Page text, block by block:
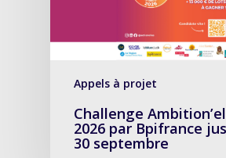
Appels à projet
Challenge
2026 par Bpifrance
30 septembre